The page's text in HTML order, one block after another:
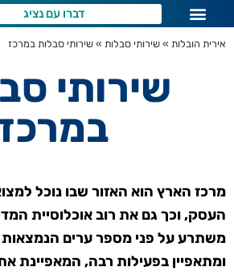
דברו עם נציג
אירית הובלות » שירותי סבלות » שירותי סבלות במרכז
שירותי
במרכז
מרכז הארץ הוא האזור שבו נוכל
העסק, וכך גם את רוב אוכלוסיית
משתרע על פני מספר ערים הנמצאות
ומתאפיין בפעילות רבה, המאפיינת